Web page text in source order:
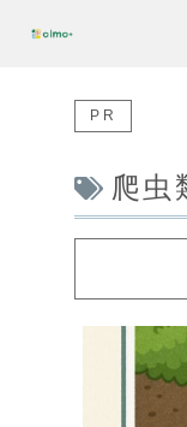
PR
爬虫